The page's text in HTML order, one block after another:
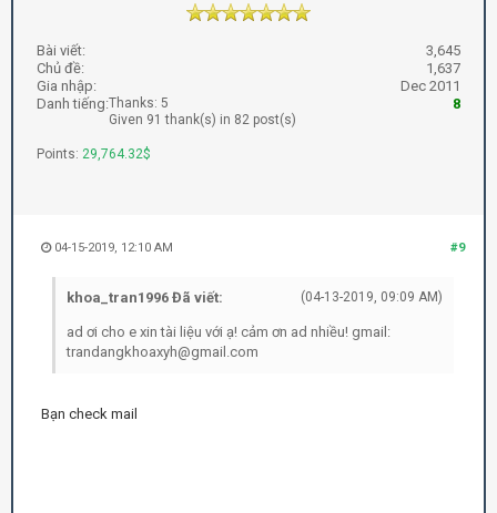
Bài viết:
3,645
Chủ đề:
1,637
Gia nhập:
Dec 2011
Danh tiếng:
8
Thanks: 5
Given 91 thank(s) in 82 post(s)
Points: 29,764.32$
#9
04-15-2019, 12:10 AM
(04-13-2019, 09:09 AM)
khoa_tran1996 Đã viết:
ad ơi cho e xin tài liệu với ạ! cảm ơn ad nhiều! gmail:
trandangkhoaxyh@gmail.com
Bạn check mail